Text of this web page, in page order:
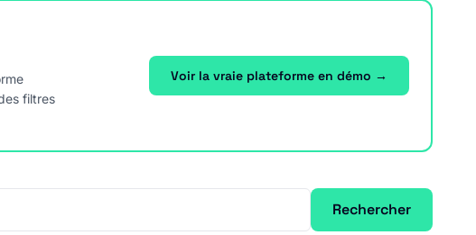
filtres
Voir la vraie plateforme en démo →
Rechercher